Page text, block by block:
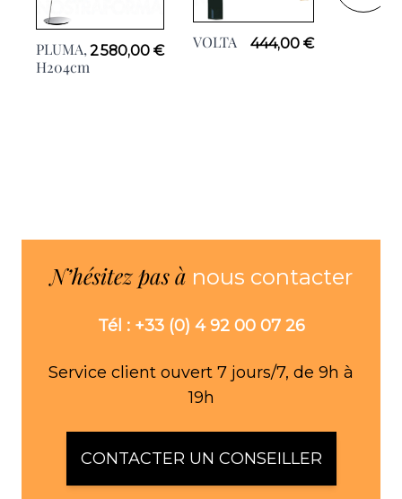
PLUMA,
H204cm
2 580,00 € VOLTA 444,00 €
N’hésitez pas à nous contacter
Tél : +33 (0) 4 92 00 07 26
Service client ouvert 7 jours/7, de 9h à
19h
CONTACTER UN CONSEILLER